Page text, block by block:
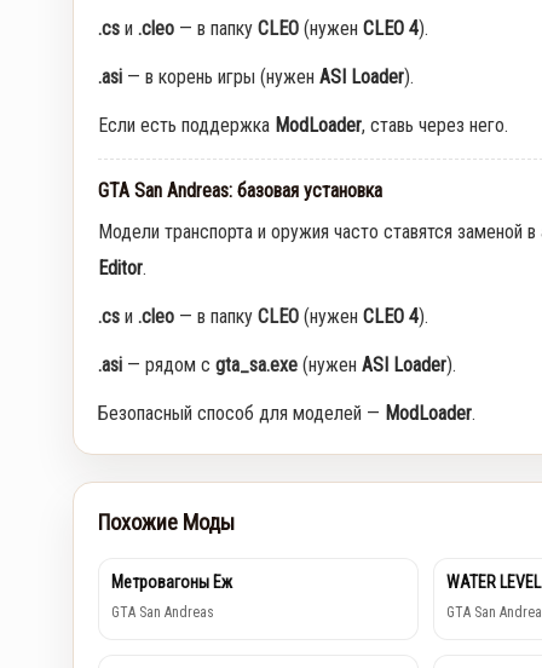
.cs и .cleo — в папку CLEO (нужен CLEO 4).
.asi — в корень игры (нужен ASI Loader).
Если есть поддержка ModLoader, ставь через него.
GTA San Andreas: базовая установка
Модели транспорта и оружия часто ставятся заменой
Editor.
.cs и .cleo — в папку CLEO (нужен CLEO 4).
.asi — рядом с gta_sa.exe (нужен ASI Loader).
Безопасный способ для моделей — ModLoader.
Похожие Моды
Метровагоны Еж
GTA San Andreas
WATER LEVEL
GTA San